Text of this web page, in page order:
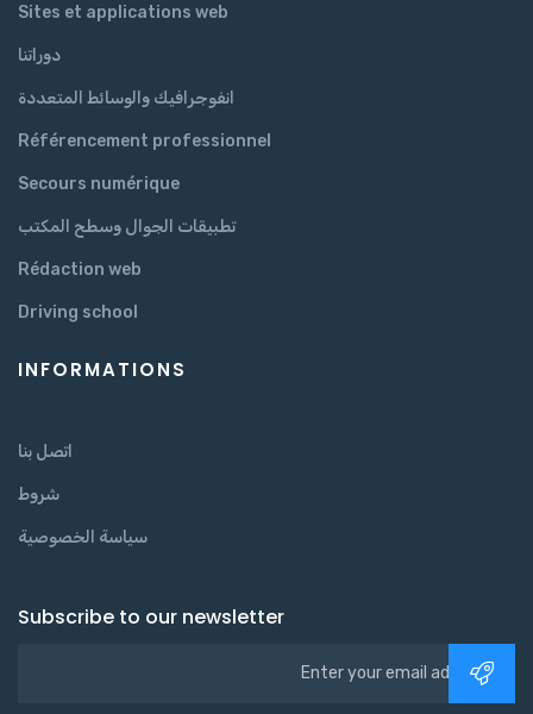
Sites et applications web
دوراتنا
انفوجرافيك والوسائط المتعددة
Référencement professionnel
Secours numérique
تطبيقات الجوال وسطح المكتب
Rédaction web
Driving school
INFORMATIONS
اتصل بنا
شروط
سياسة الخصوصية
Subscribe to our newsletter